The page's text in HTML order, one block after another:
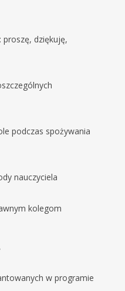
dziękuję,
podczas spożywania
nauczyciela
kolegom
w programie